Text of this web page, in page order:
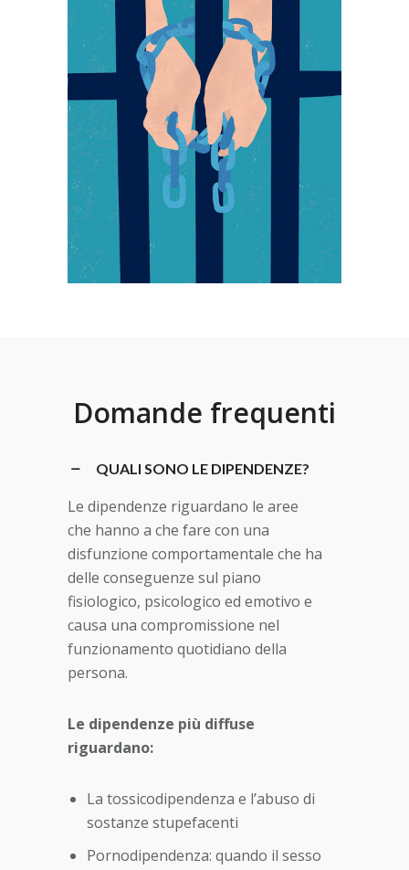
Domande frequenti
QUALI SONO LE DIPENDENZE?
Le dipendenze riguardano le aree
che hanno a che fare con una
disfunzione comportamentale che ha
delle conseguenze sul piano
fisiologico, psicologico ed emotivo e
causa una compromissione nel
funzionamento quotidiano della
persona.
Le dipendenze più diffuse
riguardano:
La tossicodipendenza e l’abuso di
sostanze stupefacenti
Pornodipendenza: quando il sesso